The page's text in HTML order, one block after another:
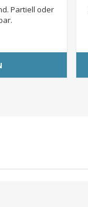
Partiell oder